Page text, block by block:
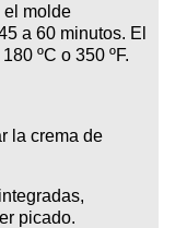
el molde
a 60 minutos. El
ºC o 350 ºF.
la crema de
picado.